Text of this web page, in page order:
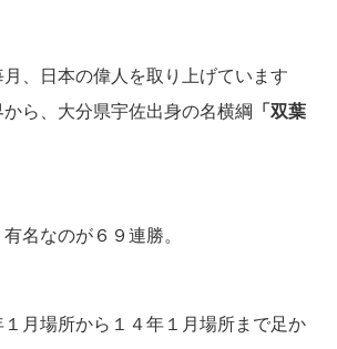
、日本の偉人を取り上げています
ら、大分県宇佐出身の名横綱
「双葉
名なのが６９連勝。
月場所から１４年１月場所まで足か